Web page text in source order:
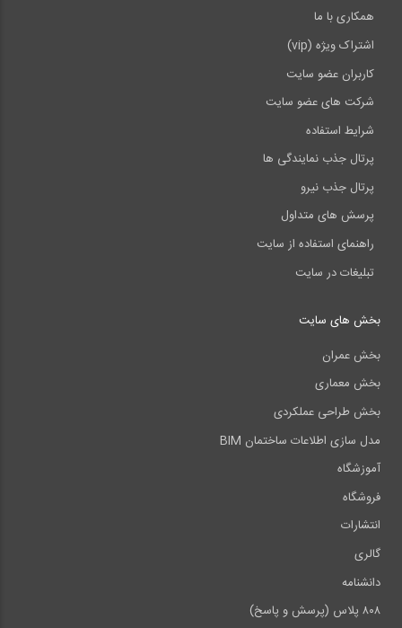
همکاری با ما
اشتراک ویژه (vip)
کاربران عضو سایت
شرکت های عضو سایت
شرایط استفاده
پرتال جذب نمایندگی ها
پرتال جذب نیرو
پرسش های متداول
راهنمای استفاده از سایت
تبلیغات در سایت
بخش های سایت
بخش عمران
بخش معماری
بخش طراحی عملکردی
مدل سازی اطلاعات ساختمان BIM
آموزشگاه
فروشگاه
انتشارات
گالری
دانشنامه
۸۰۸ پلاس (پرسش و پاسخ)